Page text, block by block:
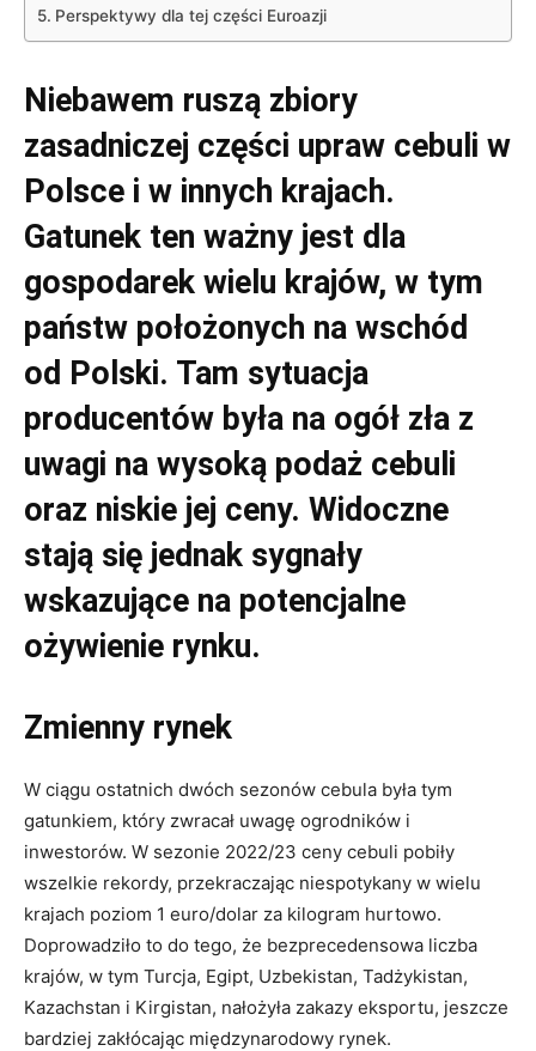
Perspektywy dla tej części Euroazji
Niebawem ruszą zbiory
zasadniczej części upraw cebuli w
Polsce i w innych krajach.
Gatunek ten ważny jest dla
gospodarek wielu krajów, w tym
państw położonych na wschód
od Polski. Tam sytuacja
producentów była na ogół zła z
uwagi na wysoką podaż cebuli
oraz niskie jej ceny. Widoczne
stają się jednak sygnały
wskazujące na potencjalne
ożywienie rynku.
Zmienny rynek
W ciągu ostatnich dwóch sezonów cebula była tym
gatunkiem, który zwracał uwagę ogrodników i
inwestorów. W sezonie 2022/23 ceny cebuli pobiły
wszelkie rekordy, przekraczając niespotykany w wielu
krajach poziom 1 euro/dolar za kilogram hurtowo.
Doprowadziło to do tego, że bezprecedensowa liczba
krajów, w tym Turcja, Egipt, Uzbekistan, Tadżykistan,
Kazachstan i Kirgistan, nałożyła zakazy eksportu, jeszcze
bardziej zakłócając międzynarodowy rynek.